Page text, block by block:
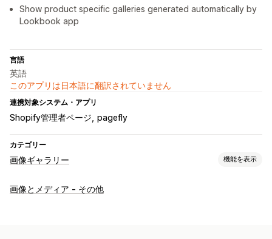
Show product specific galleries generated automatically by
Lookbook app
言語
英語
このアプリは日本語に翻訳されていません
連携対象システム・アプリ
Shopify管理者ページ pagefly
カテゴリー
画像ギャラリー 機能を表示
ギャラリータイプ
画像とメディア - その他